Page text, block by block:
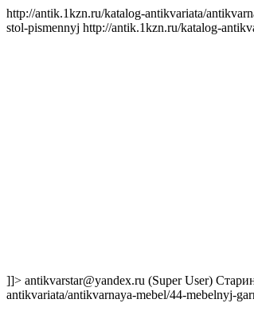
http://antik.1kzn.ru/katalog-antikvariata/
stol-pismennyj http://antik.1kzn.ru/katalog-
]]> antikvarstar@yandex.ru (Super User)
antikvariata/antikvarnaya-mebel/44-mebelnyj-